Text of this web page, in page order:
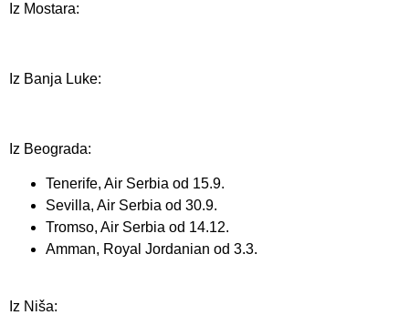
Iz Mostara:
Iz Banja Luke:
Iz Beograda:
Tenerife, Air Serbia od 15.9.
Sevilla, Air Serbia od 30.9.
Tromso, Air Serbia od 14.12.
Amman, Royal Jordanian od 3.3.
Iz Niša: